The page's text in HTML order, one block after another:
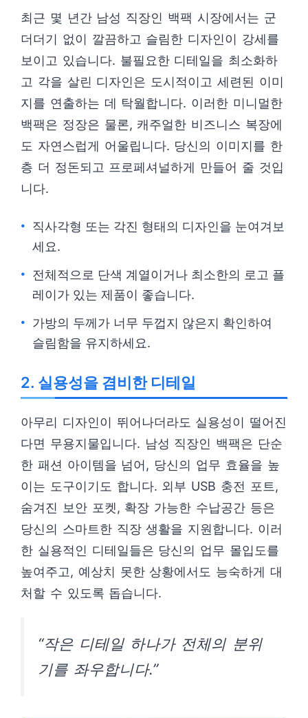
최근 몇 년간 남성 직장인 백팩 시장에서는 군
더더기 없이 깔끔하고 슬림한 디자인이 강세를
보이고 있습니다. 불필요한 디테일을 최소화하
고 각을 살린 디자인은 도시적이고 세련된 이미
지를 연출하는 데 탁월합니다. 이러한 미니멀한
백팩은 정장은 물론, 캐주얼한 비즈니스 복장에
도 자연스럽게 어울립니다. 당신의 이미지를 한
층 더 정돈되고 프로페셔널하게 만들어 줄 것입
니다.
직사각형 또는 각진 형태의 디자인을 눈여겨보
세요.
전체적으로 단색 계열이거나 최소한의 로고 플
레이가 있는 제품이 좋습니다.
가방의 두께가 너무 두껍지 않은지 확인하여
슬림함을 유지하세요.
2. 실용성을 겸비한 디테일
아무리 디자인이 뛰어나더라도 실용성이 떨어진
다면 무용지물입니다. 남성 직장인 백팩은 단순
한 패션 아이템을 넘어, 당신의 업무 효율을 높
이는 도구이기도 합니다. 외부 USB 충전 포트,
숨겨진 보안 포켓, 확장 가능한 수납공간 등은
당신의 스마트한 직장 생활을 지원합니다. 이러
한 실용적인 디테일들은 당신의 업무 몰입도를
높여주고, 예상치 못한 상황에서도 능숙하게 대
처할 수 있도록 돕습니다.
“작은 디테일 하나가 전체의 분위
기를 좌우합니다.”